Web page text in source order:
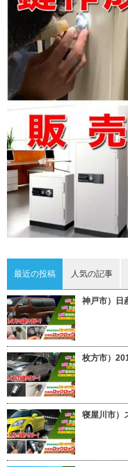
最近の投稿 人気の記事
神戸市）日
枚方市）
寝屋川市）